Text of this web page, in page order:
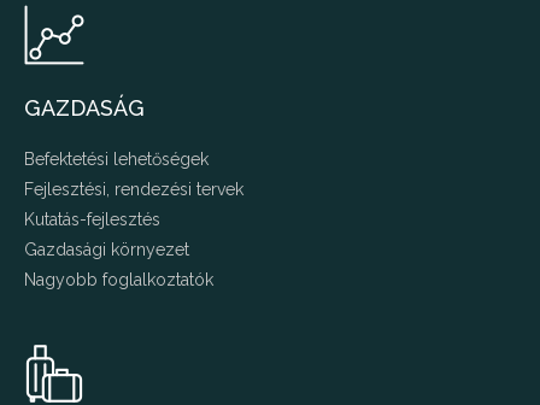
GAZDASÁG
Befektetési lehetőségek
Fejlesztési, rendezési tervek
Kutatás-fejlesztés
Gazdasági környezet
Nagyobb foglalkoztatók